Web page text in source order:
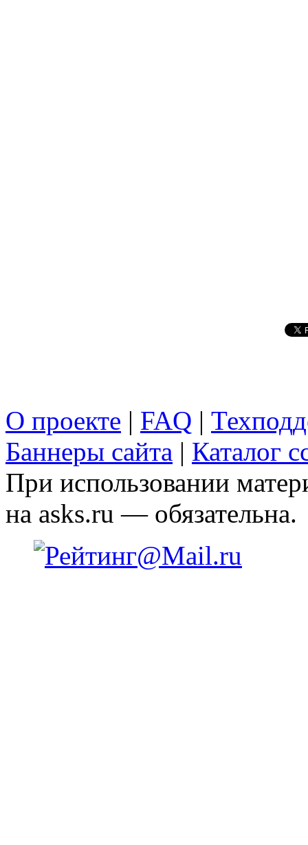
О проекте | FAQ |
Баннеры сайта | Каталог
При использовании
на asks.ru — обязательна.